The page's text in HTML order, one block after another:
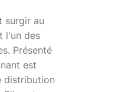
surgir au
l'un des
Présenté
est
distribution